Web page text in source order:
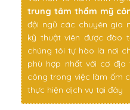
trung tâm thẩm mỹ
đội ngũ các chuyên gia
kỹ thuật viên được đào
chúng tôi tự hào là nơi
phù hợp nhất với cơ địa
công trong việc làm ốm
thực hiện dịch vụ tại đây